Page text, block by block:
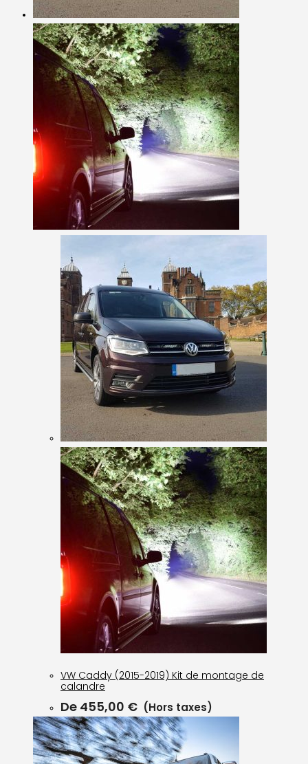
VW Caddy (2015-2019) Kit de montage de
calandre
De 455,00 € (Hors taxes)